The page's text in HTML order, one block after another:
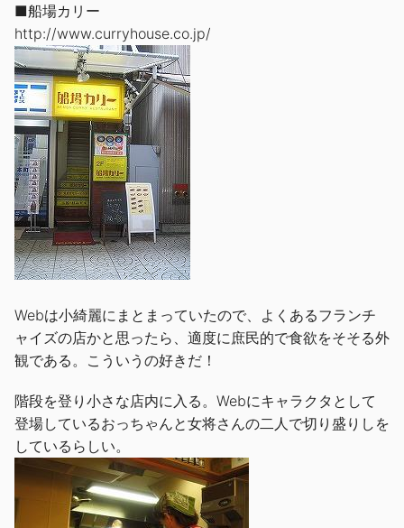
■船場カリー
http://www.curryhouse.co.jp/
Webは小綺麗にまとまっていたので、よくあるフランチ
ャイズの店かと思ったら、適度に庶民的で食欲をそそる外
観である。こういうの好きだ！
階段を登り小さな店内に入る。Webにキャラクタとして
登場しているおっちゃんと女将さんの二人で切り盛りしを
しているらしい。